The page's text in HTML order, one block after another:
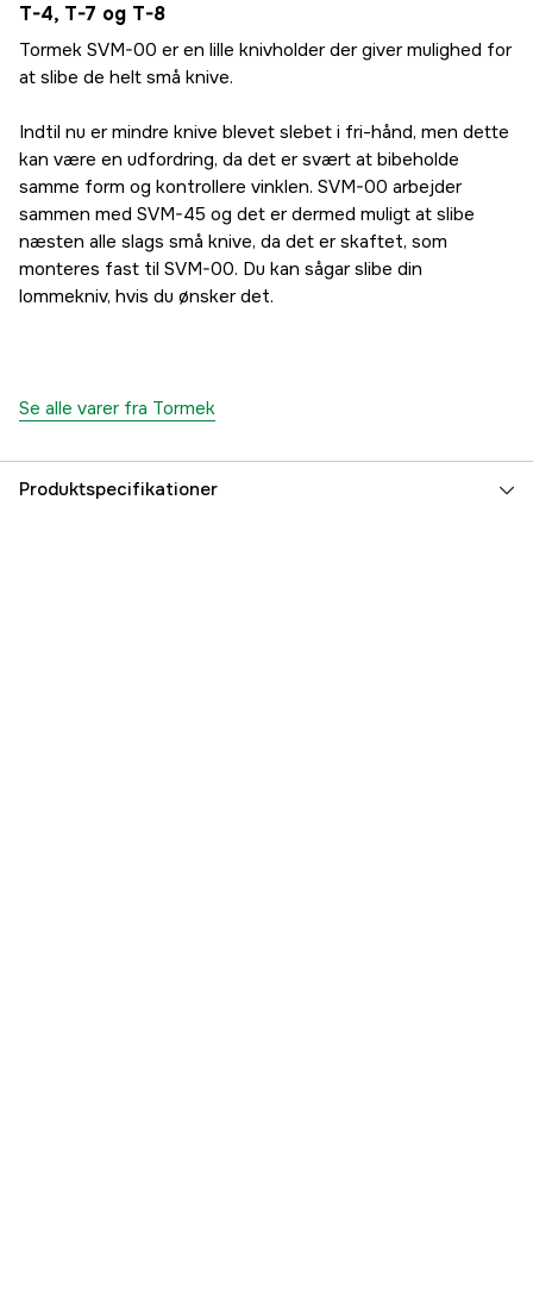
T-4, T-7 og T-8
Tormek SVM-00 er en lille knivholder der giver mulighed for
at slibe de helt små knive.
Indtil nu er mindre knive blevet slebet i fri-hånd, men dette
kan være en udfordring, da det er svært at bibeholde
samme form og kontrollere vinklen. SVM-00 arbejder
sammen med SVM-45 og det er dermed muligt at slibe
næsten alle slags små knive, da det er skaftet, som
monteres fast til SVM-00. Du kan sågar slibe din
lommekniv, hvis du ønsker det.
Se alle varer fra Tormek
Produktspecifikationer